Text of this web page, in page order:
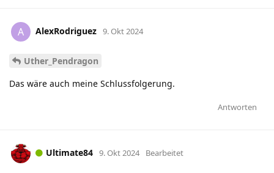
A AlexRodriguez 9. Okt 2024
Uther_Pendragon
Das wäre auch meine Schlussfolgerung.
Antworten
Ultimate84 9. Okt 2024 Bearbeitet